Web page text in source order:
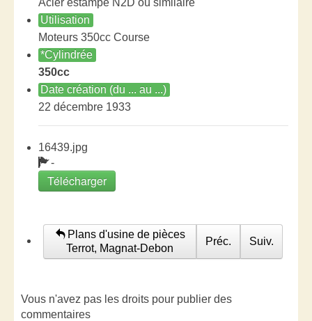
Acier estampé N2D où similaire
Utilisation
Moteurs 350cc Course
*Cylindrée
350cc
Date création (du ... au ...)
22 décembre 1933
16439.jpg
-
Télécharger
Plans d'usine de pièces
Terrot, Magnat-Debon
Préc. Suiv.
Vous n'avez pas les droits pour publier des
commentaires